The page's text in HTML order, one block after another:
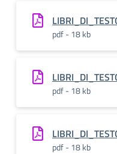
pdf - 18 kb
pdf - 18 kb
pdf - 18 kb